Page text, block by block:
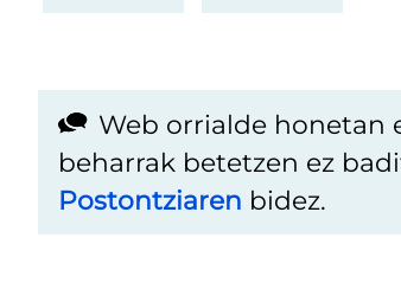
Web orrialde honetan
beharrak betetzen ez
Postontziaren bidez.